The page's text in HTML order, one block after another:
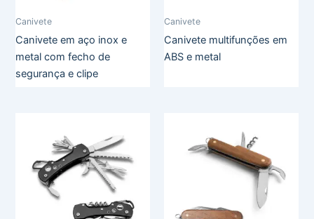
Canivete
Canivete em aço inox e
metal com fecho de
segurança e clipe
Canivete
Canivete multifunções em
ABS e metal